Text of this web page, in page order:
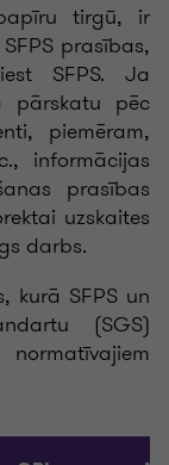
tirgū, ir
prasības,
SFPS. Ja
pārskatu pēc
piemēram,
informācijas
prasības
uzskaites
darbs.
kurā SFPS un
(SGS)